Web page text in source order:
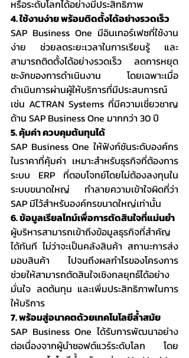
หรือระดับโลกได้อย่างมีประสิทธิภาพ
4. ใช้งานง่าย พร้อมติดตั้งได้อย่างรวดเร็ว
SAP Business One มีอินเทอร์เฟซที่ใช้งาน
ง่าย ช่วยลดระยะเวลาในการเรียนรู้ และ
สามารถติดตั้งได้อย่างรวดเร็ว ลดการหยุด
ชะงักของการดำเนินงาน โดยเฉพาะเมื่อ
ดำเนินการผ่านผู้ให้บริการที่มีประสบการณ์
เช่น ACTRAN Systems ที่มีความเชี่ยวชาญ
ด้าน SAP Business One มากกว่า 30 ปี
5. คุ้มค่า ควบคุมต้นทุนได้
SAP Business One ให้ฟังก์ชันระดับองค์กร
ในราคาที่คุ้มค่า เหมาะสำหรับธุรกิจที่ต้องการ
ระบบ ERP ที่ตอบโจทย์โดยไม่ต้องลงทุนใน
ระบบขนาดใหญ่ ทำลายความเข้าใจผิดที่ว่า
SAP มีไว้สำหรับองค์กรขนาดใหญ่เท่านั้น
6. ข้อมูลเรียลไทม์เพื่อการตัดสินใจที่แม่นยำ
ผู้บริหารสามารถเข้าถึงข้อมูลธุรกิจที่สำคัญ
ได้ทันที ไม่ว่าจะเป็นคลังสินค้า สถานะการส่ง
มอบสินค้า ไปจนถึงผลกำไรของโครงการ
ช่วยให้สามารถตัดสินใจเชิงกลยุทธ์ได้อย่าง
มั่นใจ ลดต้นทุน และเพิ่มประสิทธิภาพในการ
ให้บริการ
7. พร้อมสู่อนาคตด้วยเทคโนโลยีล้ำสมัย
SAP Business One ได้รับการพัฒนาอย่าง
ต่อเนื่องจากผู้นำซอฟต์แวร์ระดับโลก โดย